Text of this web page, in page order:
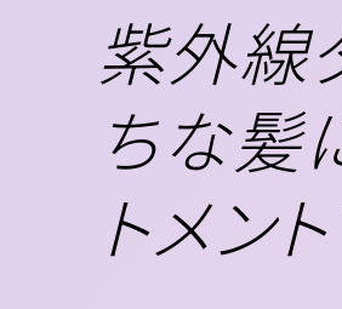
紫外線
ちな髪
トメン